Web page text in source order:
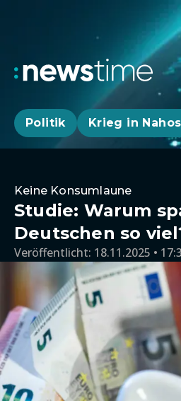
Politik Krieg in
Keine Konsumlaune
Studie: Warum
Deutschen so
Veröffentlicht: 18.11.2025 •